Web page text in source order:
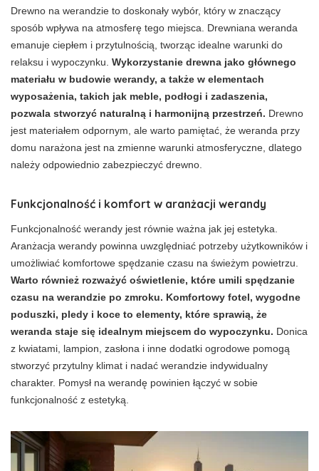
Drewno na werandzie to doskonały wybór, który w znaczący
sposób wpływa na atmosferę tego miejsca. Drewniana weranda
emanuje ciepłem i przytulnością, tworząc idealne warunki do
relaksu i wypoczynku. Wykorzystanie drewna jako głównego
materiału w budowie werandy, a także w elementach
wyposażenia, takich jak meble, podłogi i zadaszenia,
pozwala stworzyć naturalną i harmonijną przestrzeń. Drewno
jest materiałem odpornym, ale warto pamiętać, że weranda przy
domu narażona jest na zmienne warunki atmosferyczne, dlatego
należy odpowiednio zabezpieczyć drewno.
Funkcjonalność i komfort w aranżacji werandy
Funkcjonalność werandy jest równie ważna jak jej estetyka.
Aranżacja werandy powinna uwzględniać potrzeby użytkowników i
umożliwiać komfortowe spędzanie czasu na świeżym powietrzu.
Warto również rozważyć oświetlenie, które umili spędzanie
czasu na werandzie po zmroku. Komfortowy fotel, wygodne
poduszki, pledy i koce to elementy, które sprawią, że
weranda staje się idealnym miejscem do wypoczynku. Donica
z kwiatami, lampion, zasłona i inne dodatki ogrodowe pomogą
stworzyć przytulny klimat i nadać werandzie indywidualny
charakter. Pomysł na werandę powinien łączyć w sobie
funkcjonalność z estetyką.